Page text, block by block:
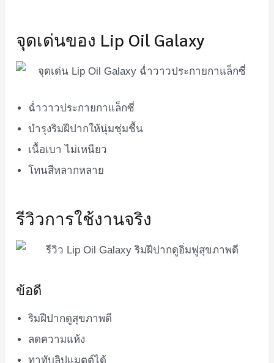
จุดเด่นของ Lip Oil Galaxy
ฉ่ำวาวประกายกาแล็กซี่
บำรุงริมฝีปากให้นุ่มชุ่มชื้น
เนื้อเบา ไม่เหนียว
โทนสีหลากหลาย
รีวิวการใช้งานจริง
ข้อดี
ริมฝีปากดูสุขภาพดี
ลดความแห้ง
ทาทับลิปแมตต์ได้